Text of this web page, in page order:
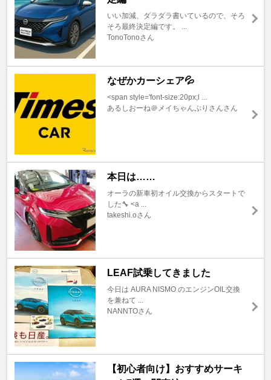
いい加減、ダラダラ書いているので、そろ
そろ最終決定編です。 ...
TonoTonoさん
なぜかカーシェア💦
<span style='font-size:20px;l ...
あるしおーね＠メイちゃんぷりさんさん
本日は……
オーラの新車初オイル交換からスタートで
した🔧 <a ...
takeshi.oさん
LEAF試乗してきました
今日は AURA NISMO のエンジンOIL交換
を兼ねて ...
NANNTOさん
【初心者向け】おすすめサーキ